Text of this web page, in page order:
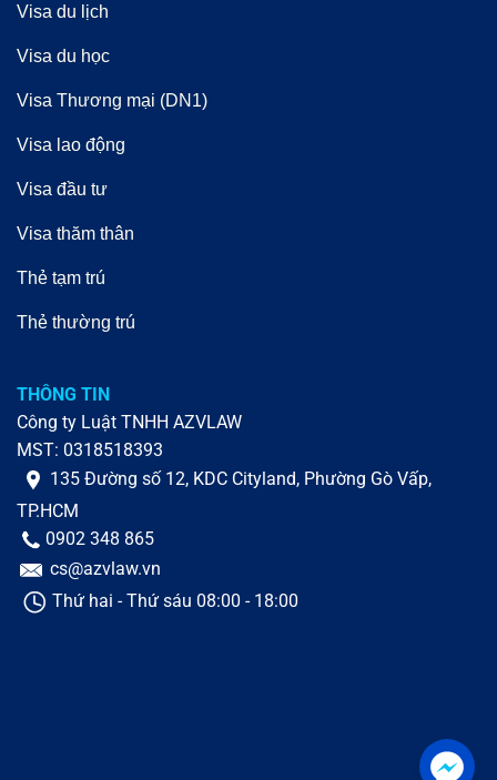
Visa du lịch
Visa du học
Visa Thương mại (DN1)
Visa lao động
Visa đầu tư
Visa thăm thân
Thẻ tạm trú
Thẻ thường trú
THÔNG TIN
Công ty Luật TNHH AZVLAW
MST: 0318518393
135 Đường số 12, KDC Cityland, Phường Gò Vấp,
TP.HCM
0902 348 865
cs@azvlaw.vn
Thứ hai - Thứ sáu 08:00 - 18:00